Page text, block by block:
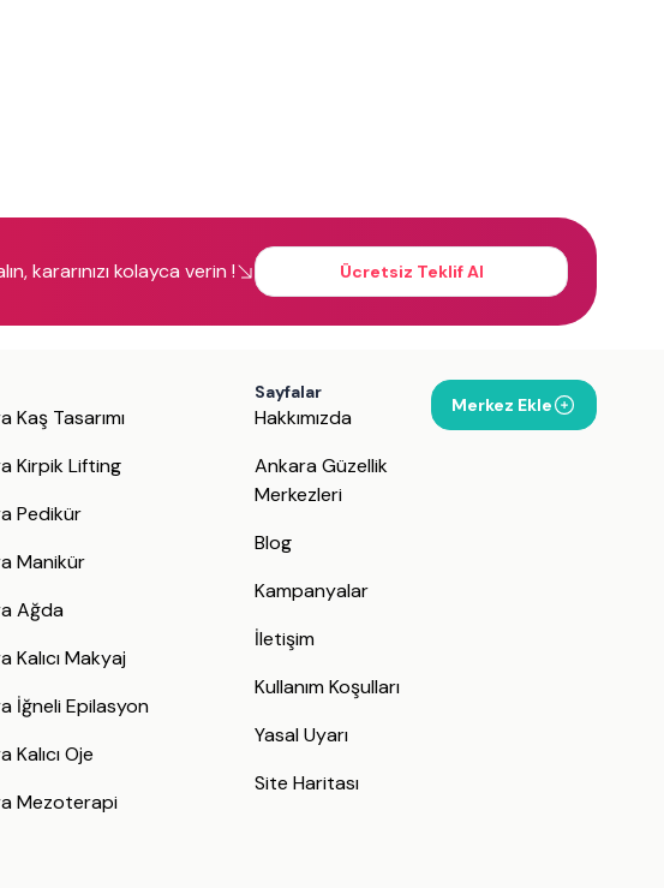
kararınızı kolayca verin ! Ücretsiz Teklif Al
Kaş Tasarımı
Kirpik Lifting
Pedikür
Manikür
Ağda
Kalıcı Makyaj
İğneli Epilasyon
Kalıcı Oje
Mezoterapi
Sayfalar
Hakkımızda
Ankara Güzellik
Merkezleri
Blog
Kampanyalar
İletişim
Kullanım Koşulları
Yasal Uyarı
Site Haritası
Merkez Ekle